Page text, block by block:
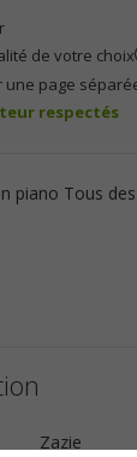
de votre choix
une page
respectés
piano Tous
Zazie